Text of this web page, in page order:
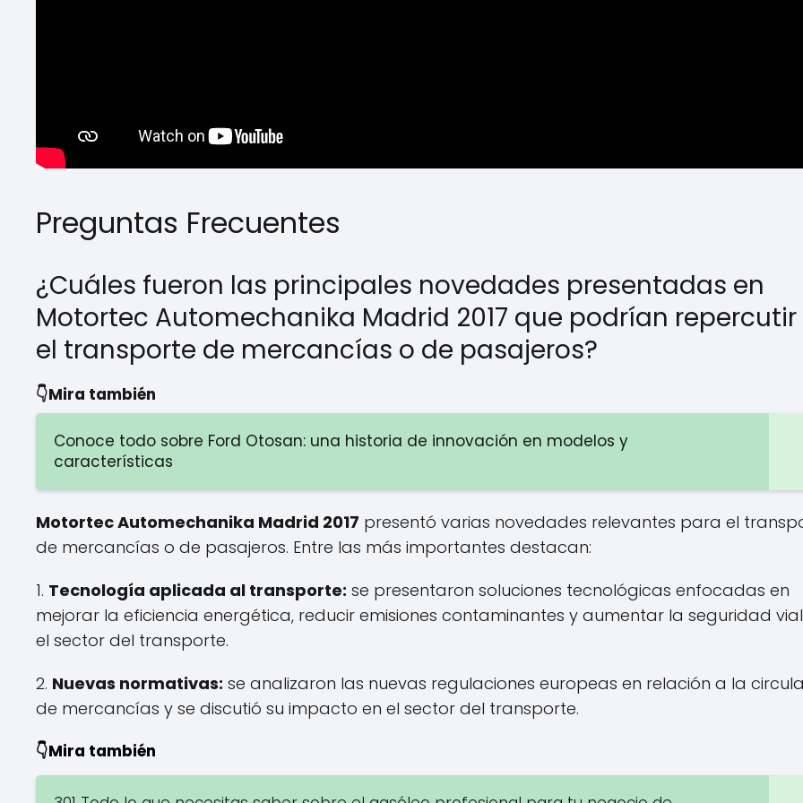
Preguntas Frecuentes
¿Cuáles fueron las principales novedades presentadas en
Motortec Automechanika Madrid 2017 que podrían repercutir
el transporte de mercancías o de pasajeros?
👇Mira también
Conoce todo sobre Ford Otosan: una historia de innovación en modelos y
características
Motortec Automechanika Madrid 2017 presentó varias novedades relevantes para el
de mercancías o de pasajeros. Entre las más importantes destacan:
1. Tecnología aplicada al transporte: se presentaron soluciones tecnológicas enfocadas en
mejorar la eficiencia energética, reducir emisiones contaminantes y aumentar la seguridad
el sector del transporte.
2. Nuevas normativas: se analizaron las nuevas regulaciones europeas en relación a la
de mercancías y se discutió su impacto en el sector del transporte.
👇Mira también